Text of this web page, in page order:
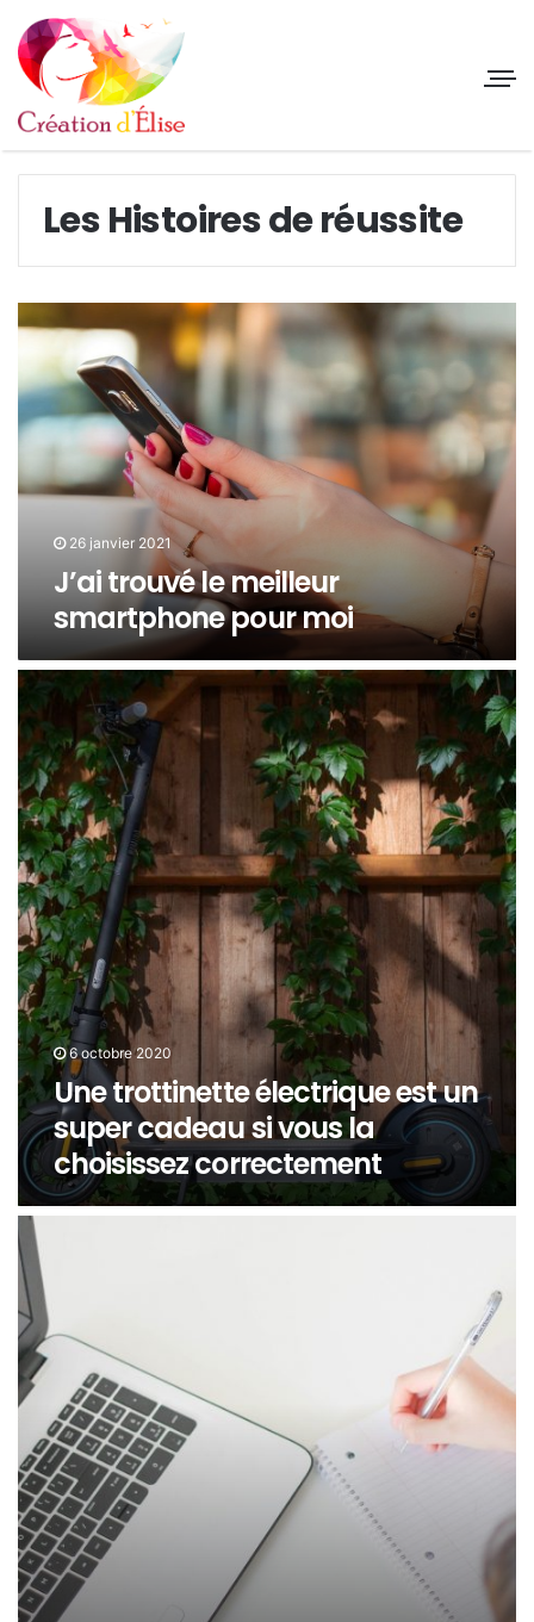
Les Histoires de réussite
26 janvier 2021
J’ai trouvé le meilleur
smartphone pour moi
6 octobre 2020
Une trottinette électrique est un
super cadeau si vous la
choisissez correctement